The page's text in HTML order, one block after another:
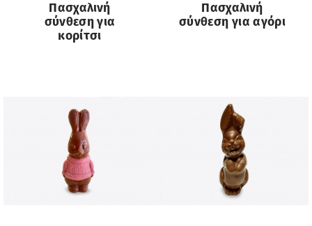
Πασχαλινή
σύνθεση για
κορίτσι
Πασχαλινή
σύνθεση για αγόρι